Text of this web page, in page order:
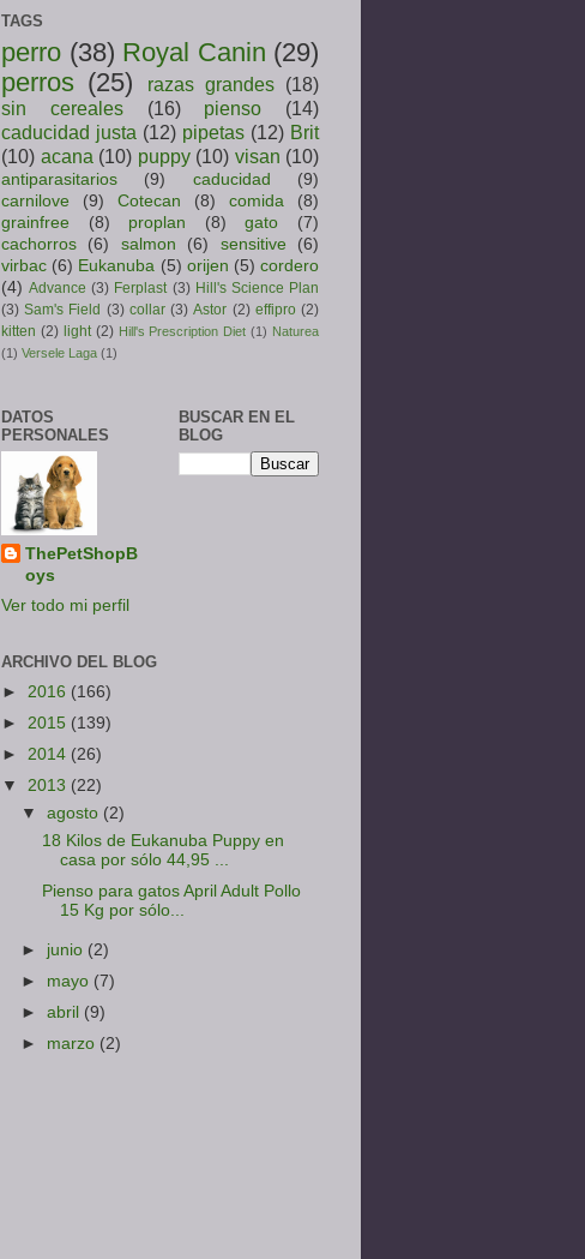
TAGS
perro (38) Royal Canin (29)
perros (25) razas grandes (18)
sin cereales
(16) pienso
(14)
caducidad justa (12) pipetas (12) Brit
(10) acana (10) puppy (10) visan (10)
antiparasitarios (9) caducidad
(9)
carnilove
(9) Cotecan (8) comida
(8)
grainfree
(8) proplan (8) gato
(7)
cachorros
(6) salmon (6) sensitive
(6)
virbac (6) Eukanuba (5) orijen (5) cordero
(4) Advance (3) Ferplast (3) Hill's Science Plan
(3) Sam's Field (3) collar (3) Astor (2) effipro (2)
kitten (2) light (2) Hill's Prescription Diet (1) Naturea
(1) Versele Laga (1)
DATOS
PERSONALES
ThePetShopB
oys
Ver todo mi perfil
BUSCAR EN EL
BLOG
ARCHIVO DEL BLOG
► 2016 (166)
► 2015 (139)
► 2014 (26)
▼ 2013 (22)
▼agosto (2)
18 Kilos de Eukanuba Puppy en
casa por sólo 44,95 ...
Pienso para gatos April Adult Pollo
15 Kg por sólo...
► junio (2)
► mayo (7)
►abril (9)
► marzo (2)